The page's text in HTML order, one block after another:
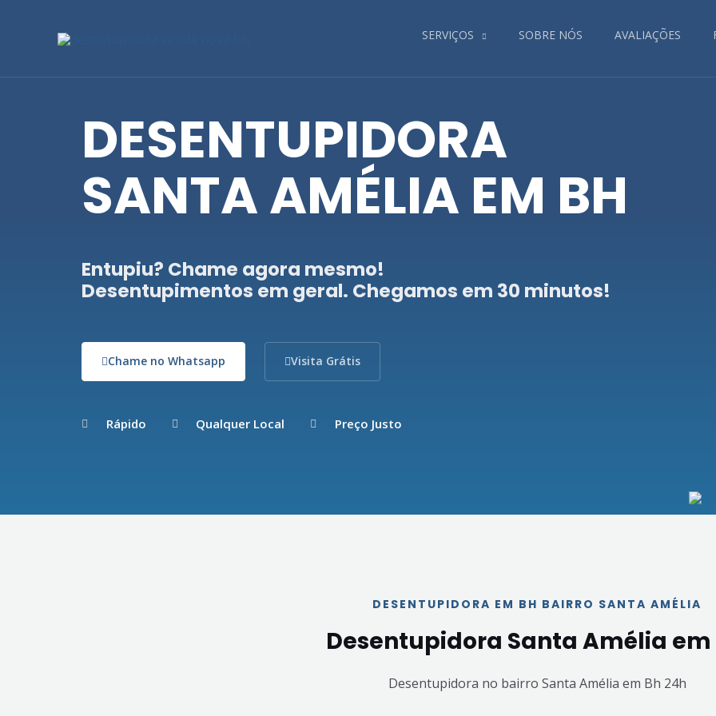
SERVIÇOS SOBRE NÓS AVALIAÇÕES
DESENTUPIDORA
SANTA AMÉLIA EM BH
Entupiu? Chame agora mesmo!
Desentupimentos em geral. Chegamos em 30 minutos!
Chame no Whatsapp Visita Grátis
Rápido Qualquer Local Preço Justo
DESENTUPIDORA EM BH BAIRRO SANTA AMÉLIA
Desentupidora Santa Amélia em
Desentupidora no bairro Santa Amélia em Bh 24h